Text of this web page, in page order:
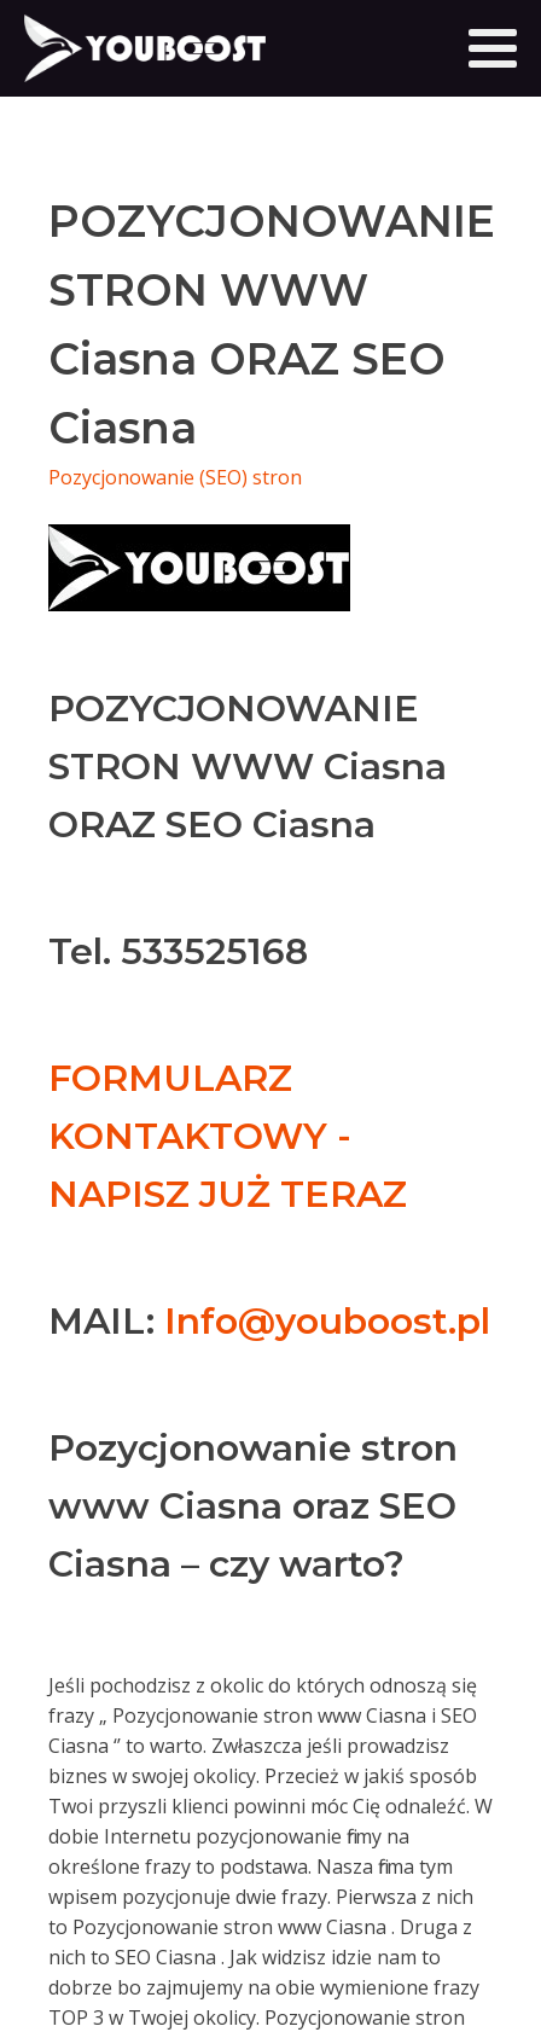
POZYCJONOWANIE
STRON WWW
Ciasna ORAZ SEO
Ciasna
Pozycjonowanie (SEO) stron
POZYCJONOWANIE
STRON WWW Ciasna
ORAZ SEO Ciasna
Tel. 533525168
FORMULARZ
KONTAKTOWY -
NAPISZ JUŻ TERAZ
MAIL: Info@youboost.pl
Pozycjonowanie stron
www Ciasna oraz SEO
Ciasna – czy warto?
Jeśli pochodzisz z okolic do których odnoszą się
frazy „ Pozycjonowanie stron www Ciasna i SEO
Ciasna ‘’ to warto. Zwłaszcza jeśli prowadzisz
biznes w swojej okolicy. Przecież w jakiś sposób
Twoi przyszli klienci powinni móc Cię odnaleźć. W
dobie Internetu pozycjonowanie firmy na
określone frazy to podstawa. Nasza firma tym
wpisem pozycjonuje dwie frazy. Pierwsza z nich
to Pozycjonowanie stron www Ciasna . Druga z
nich to SEO Ciasna . Jak widzisz idzie nam to
dobrze bo zajmujemy na obie wymienione frazy
TOP 3 w Twojej okolicy. Pozycjonowanie stron